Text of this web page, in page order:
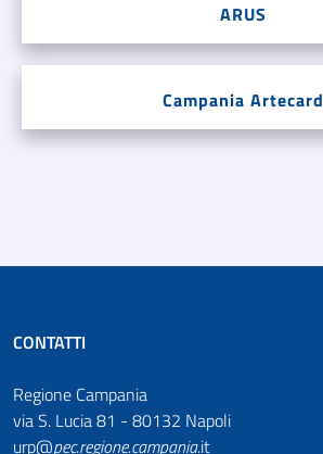
ARUS
Campania Artecard
CONTATTI
Regione Campania
via S. Lucia 81 - 80132 Napoli
urp@pec.regione.campania.it